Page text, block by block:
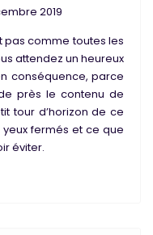
2019
pas comme toutes les
attendez un heureux
conséquence, parce
près le contenu de
tour d’horizon de ce
yeux fermés et ce que
éviter.